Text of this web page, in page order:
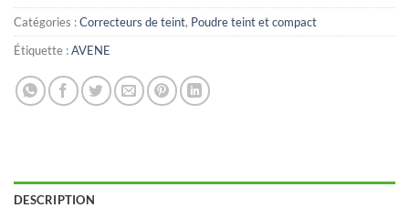
Catégories :Correcteurs de teint, Poudre teint et compact
Étiquette :AVENE
DESCRIPTION